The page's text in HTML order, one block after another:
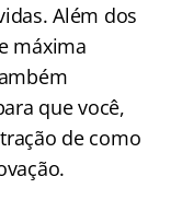
Além dos
máxima
que você,
de como